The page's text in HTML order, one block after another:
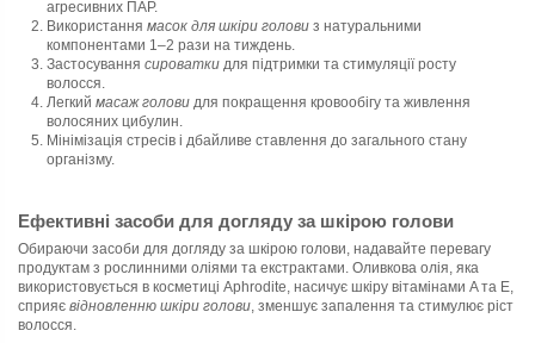
агресивних ПАР.
Використання масок для шкіри голови з натуральними
компонентами 1–2 рази на тиждень.
Застосування сироватки для підтримки та стимуляції росту
волосся.
Легкий масаж голови для покращення кровообігу та живлення
волосяних цибулин.
Мінімізація стресів і дбайливе ставлення до загального стану
організму.
Ефективні засоби для догляду за шкірою голови
Обираючи засоби для догляду за шкірою голови, надавайте перевагу
продуктам з рослинними оліями та екстрактами. Оливкова олія, яка
використовується в косметиці Aphrodite, насичує шкіру вітамінами A та E,
сприяє відновленню шкіри голови, зменшує запалення та стимулює ріст
волосся.